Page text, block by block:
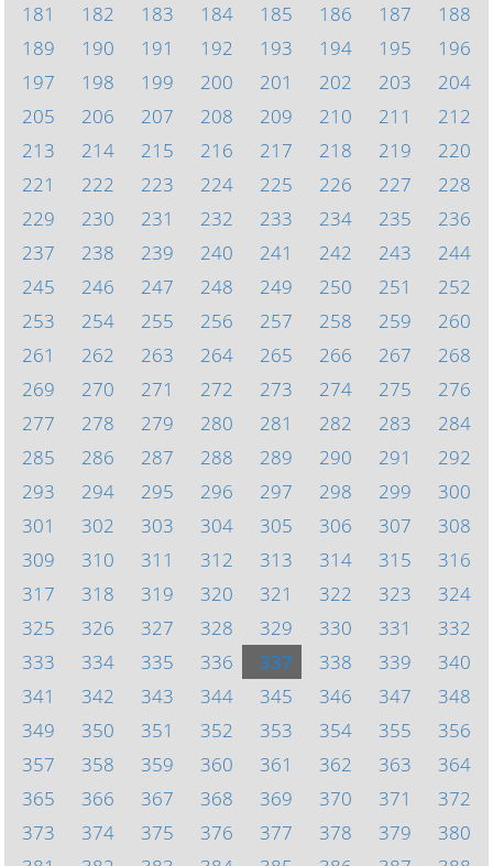
181
182 183 184 185 186 187
188
189
190 191 192 193 194 195
196
197
198 199 200 201 202 203
204
205
206 207 208 209 210 211
212
213
214 215 216 217 218 219
220
221
222 223 224 225 226 227
228
229
230 231 232 233 234 235
236
237
238 239 240 241 242 243
244
245
246 247 248 249 250 251
252
253
254 255 256 257 258 259
260
261
262 263 264 265 266 267
268
269
270 271 272 273 274 275
276
277
278 279 280 281 282 283
284
285
286 287 288 289 290 291
292
293
294 295 296 297 298 299
300
301
302 303 304 305 306 307
308
309
310 311 312 313 314 315
316
317
318 319 320 321 322 323
324
325
326 327 328 329 330 331
332
333
334 335 336 337 338 339
340
341
342 343 344 345 346 347
348
349
350 351 352 353 354 355
356
357
358 359 360 361 362 363
364
365
366 367 368 369 370 371
372
373
374 375 376 377 378 379
380